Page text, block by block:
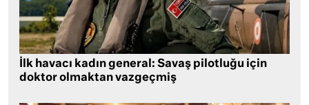
İlk havacı kadın general: Savaş pilotluğu için
doktor olmaktan vazgeçmiş